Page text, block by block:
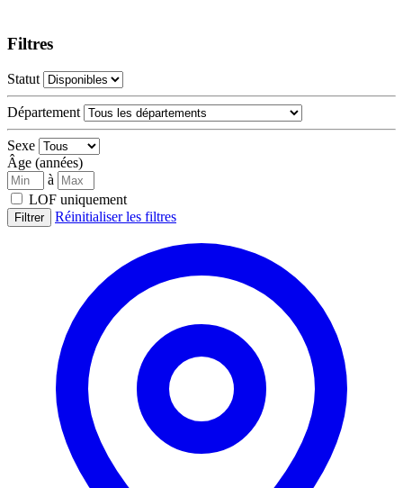
Filtres
Statut
Département
Sexe
Âge (années)
à
LOF uniquement
Filtrer Réinitialiser les filtres